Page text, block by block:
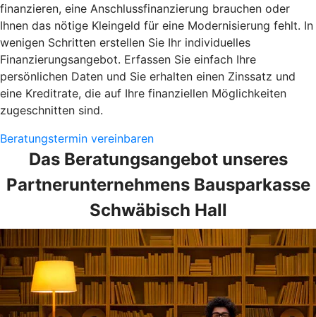
finanzieren, eine Anschlussfinanzierung brauchen oder
Ihnen das nötige Kleingeld für eine Modernisierung fehlt. In
wenigen Schritten erstellen Sie Ihr individuelles
Finanzierungsangebot. Erfassen Sie einfach Ihre
persönlichen Daten und Sie erhalten einen Zinssatz und
eine Kreditrate, die auf Ihre finanziellen Möglichkeiten
zugeschnitten sind.
Beratungstermin vereinbaren
Das Beratungsangebot unseres
Partnerunternehmens Bausparkasse
Schwäbisch Hall